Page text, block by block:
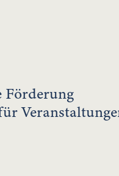
Förderung